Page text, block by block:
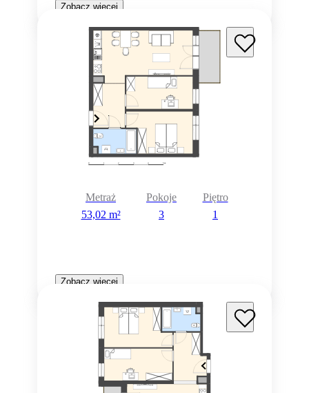
Zobacz więcej
Metraż
53,02 m²
Pokoje
3
Piętro
1
Zobacz więcej